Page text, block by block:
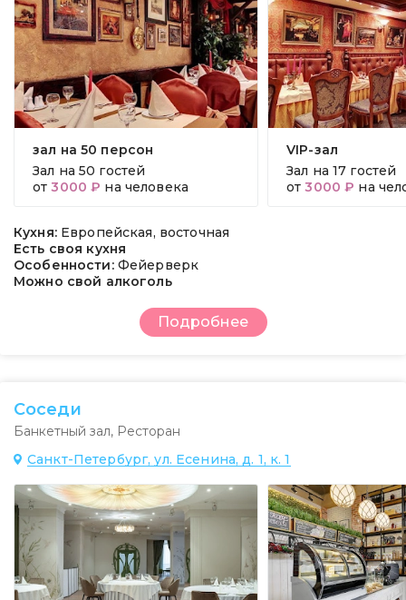
зал на 50 персон
Зал на 50 гостей
от3000 ₽ на человека
VIP-зал
Зал на 17 гостей
от3000 ₽ на
Кухня: Европейская, восточная
Есть своя кухня
Особенности: Фейерверк
Можно свой алкоголь
Подробнее
Соседи
Банкетный зал, Ресторан
Санкт-Петербург, ул. Есенина, д. 1, к. 1